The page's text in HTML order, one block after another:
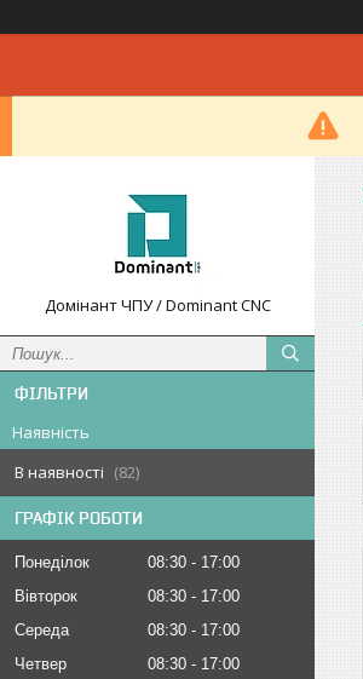
Домінант ЧПУ / Dominant CNC
ФІЛЬТРИ
Наявність
В наявності
82
ГРАФІК РОБОТИ
Понеділок 08:30
17:00
Вівторок
08:30
17:00
Середа
08:30
17:00
Четвер
08:30
17:00